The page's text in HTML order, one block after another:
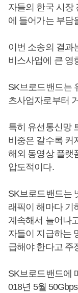
자들의 한국 시장
에 들어가는 부담
이번 소송의 결과
비스사업에 큰 영
SK브로드밴드는
츠사업자로부터
특히 유선통신망
비중은 갈수록 커
해외 동영상 플랫
압도적이다.
SK브로드밴드는
래픽이 해마다 기
계속해서 늘어나
자들이 지급하는
급해야 한다고 주
SK브로드밴드에
018년 5월